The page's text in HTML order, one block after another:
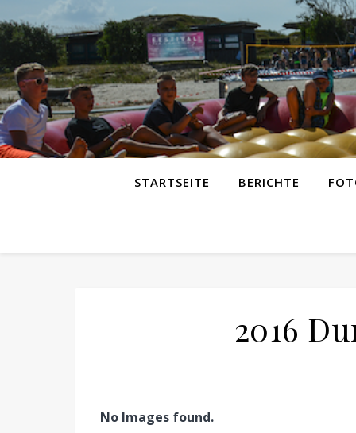
STARTSEITE BERICHTE
2016
No Images found.